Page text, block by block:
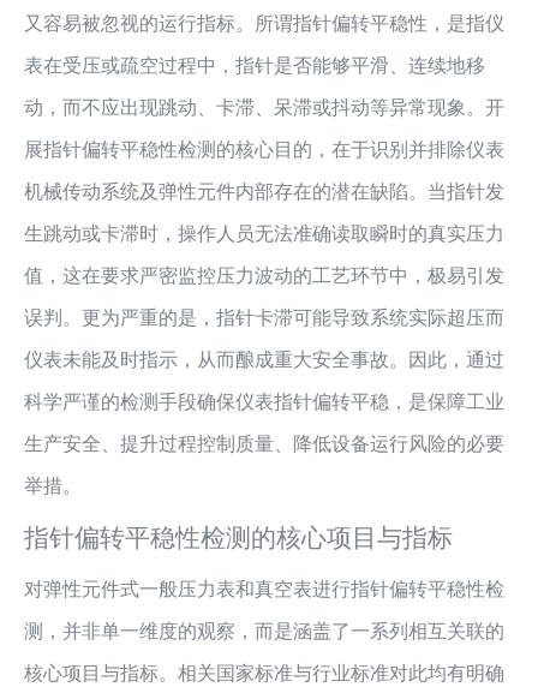
又容易被忽视的运行指标。所谓指针偏转平稳性，是指仪
表在受压或疏空过程中，指针是否能够平滑、连续地移
动，而不应出现跳动、卡滞、呆滞或抖动等异常现象。开
展指针偏转平稳性检测的核心目的，在于识别并排除仪表
机械传动系统及弹性元件内部存在的潜在缺陷。当指针发
生跳动或卡滞时，操作人员无法准确读取瞬时的真实压力
值，这在要求严密监控压力波动的工艺环节中，极易引发
误判。更为严重的是，指针卡滞可能导致系统实际超压而
仪表未能及时指示，从而酿成重大安全事故。因此，通过
科学严谨的检测手段确保仪表指针偏转平稳，是保障工业
生产安全、提升过程控制质量、降低设备运行风险的必要
举措。
指针偏转平稳性检测的核心项目与指标
对弹性元件式一般压力表和真空表进行指针偏转平稳性检
测，并非单一维度的观察，而是涵盖了一系列相互关联的
核心项目与指标。相关国家标准与行业标准对此均有明确